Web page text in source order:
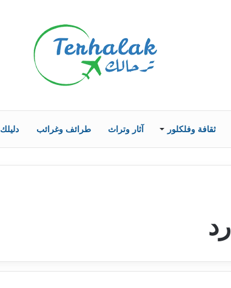
ثقافة وفلكلور آثار وتراث طرائف وغرائب دليلك